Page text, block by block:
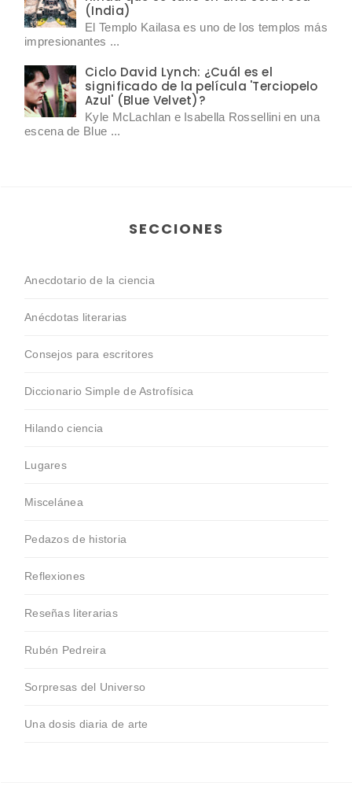
(India)
El Templo Kailasa es uno de los templos más
impresionantes ...
Ciclo David Lynch: ¿Cuál es el
significado de la película 'Terciopelo
Azul' (Blue Velvet)?
Kyle McLachlan e Isabella Rossellini en una
escena de Blue ...
SECCIONES
Anecdotario de la ciencia
Anécdotas literarias
Consejos para escritores
Diccionario Simple de Astrofísica
Hilando ciencia
Lugares
Miscelánea
Pedazos de historia
Reflexiones
Reseñas literarias
Rubén Pedreira
Sorpresas del Universo
Una dosis diaria de arte